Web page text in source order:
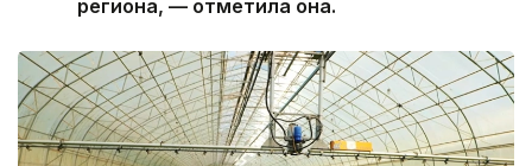
региона, — отметила она.